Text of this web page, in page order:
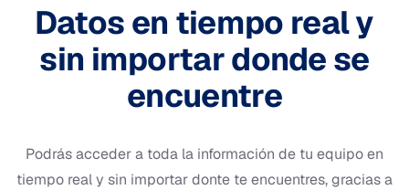
Datos en tiempo real y
sin importar donde se
encuentre
Podrás acceder a toda la información de tu equipo en
tiempo real y sin importar donte te encuentres, gracias a